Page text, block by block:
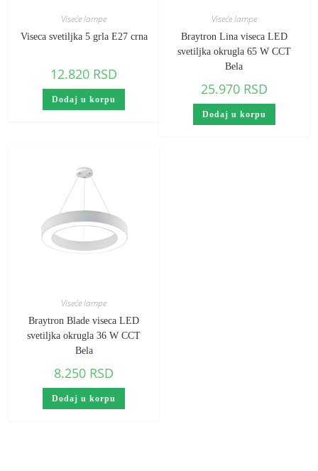
Viseće lampe
Viseca svetiljka 5 grla E27 crna
12.820 RSD
Dodaj u korpu
Viseće lampe
Braytron Lina viseca LED
svetiljka okrugla 65 W CCT
Bela
25.970 RSD
Dodaj u korpu
Viseće lampe
Braytron Blade viseca LED
svetiljka okrugla 36 W CCT
Bela
8.250 RSD
Dodaj u korpu